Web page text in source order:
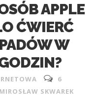
APPLE
ĆWIERĆ
W
6
MIROSŁAW SKWAREK